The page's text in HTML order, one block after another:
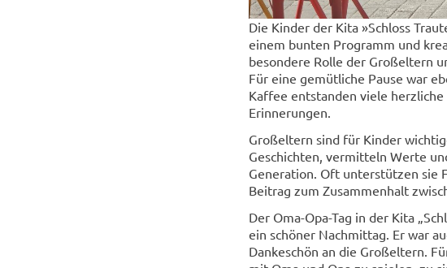
Die Kinder der Kita »Schloss
einem bunten Programm und
besondere Rolle der Großeltern
Für eine gemütliche Pause war
Kaffee entstanden viele herzliche
Erinnerungen.
Großeltern sind für Kinder
Geschichten, vermitteln Werte
Generation. Oft unterstützen sie
Beitrag zum Zusammenhalt
Der Oma-Opa-Tag in der Kita
ein schöner Nachmittag. Er war
Dankeschön an die Großeltern.